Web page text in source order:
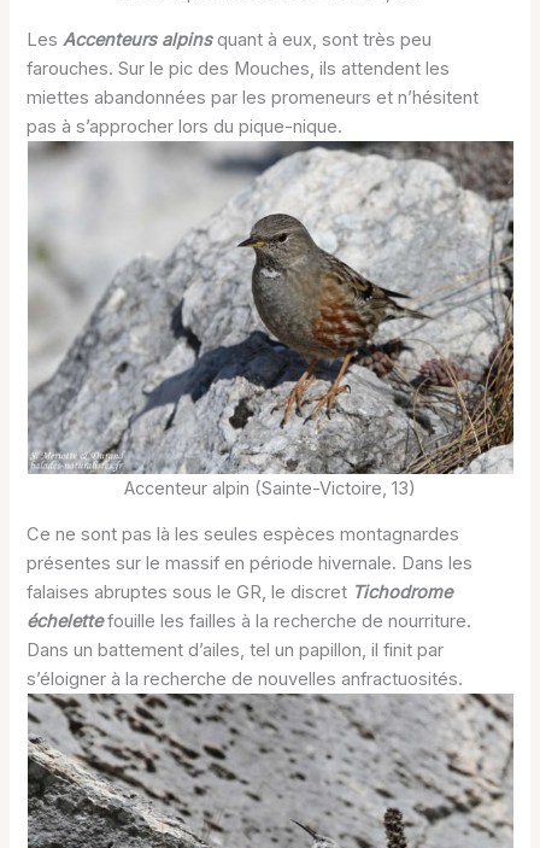
LesAccenteurs alpinsquant à eux, sont très peu
farouches. Sur le pic des Mouches, ils attendent les
miettes abandonnées par les promeneurs et n’hésitent
pas à s’approcher lors du pique-nique.
Accenteur alpin (Sainte-Victoire, 13)
Ce ne sont pas là les seules espèces montagnardes
présentes sur le massif en période hivernale. Dans les
falaises abruptes sous le GR, le discret Tichodrome
échelettefouille les failles à la recherche de nourriture.
Dans un battement d’ailes, tel un papillon, il finit par
s’éloigner à la recherche de nouvelles anfractuosités.